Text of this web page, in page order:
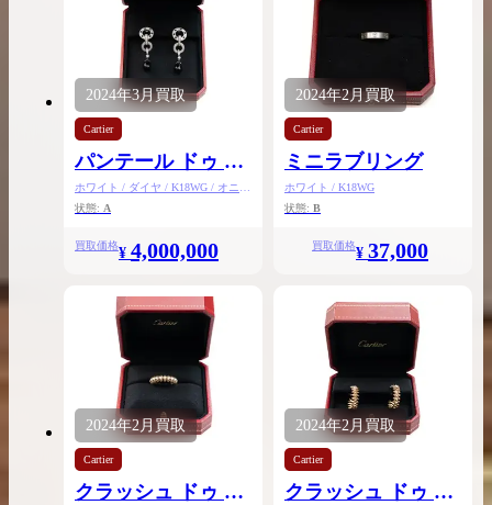
2024年3月買取
Cartier
パンテール ドゥ カ
ルティエ イヤリン
グ
ホワイト / ダイヤ / K18WG / オニキ
ス
状態: A
買取価格¥ 4,000,000
2024年2月買取
Cartier
ミニラブリング
ホワイト / K18WG
状態: B
買取価格¥ 37,000
2024年2月買取
Cartier
クラッシュ ドゥ カ
2024年2月買取
Cartier
クラッシュ ドゥ カ